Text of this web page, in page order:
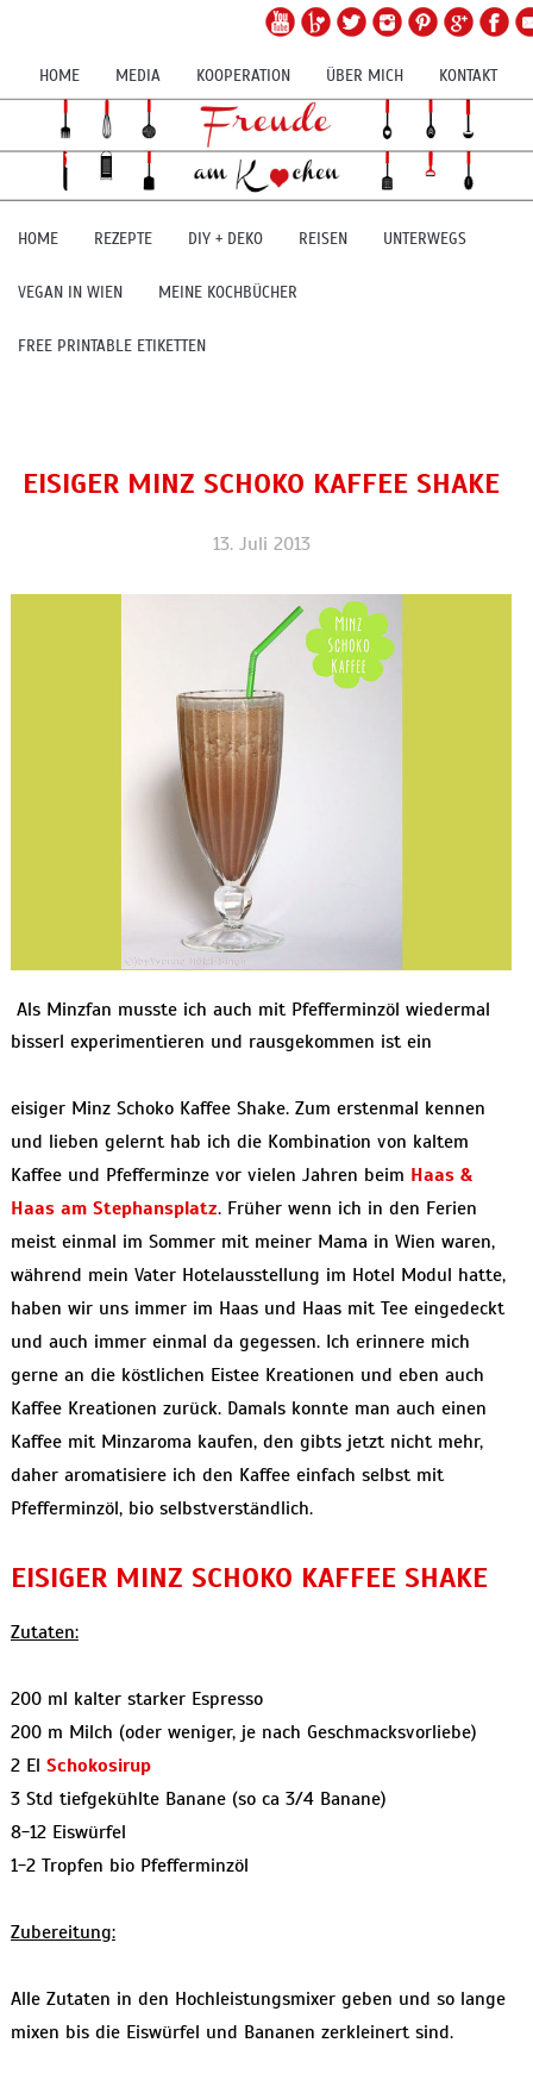
HOME MEDIA KOOPERATION ÜBER MICH KONTAKT
HOME REZEPTE DIY + DEKO REISEN UNTERWEGS
VEGAN IN WIEN MEINE KOCHBÜCHER
FREE PRINTABLE ETIKETTEN
EISIGER MINZ SCHOKO KAFFEE SHAKE
13. Juli 2013
Als Minzfan musste ich auch mit Pfefferminzöl wiedermal
bisserl experimentieren und rausgekommen ist ein
eisiger Minz Schoko Kaffee Shake. Zum erstenmal kennen
und lieben gelernt hab ich die Kombination von kaltem
Kaffee und Pfefferminze vor vielen Jahren beim Haas &
Haas am Stephansplatz. Früher wenn ich in den Ferien
meist einmal im Sommer mit meiner Mama in Wien waren,
während mein Vater Hotelausstellung im Hotel Modul hatte,
haben wir uns immer im Haas und Haas mit Tee eingedeckt
und auch immer einmal da gegessen. Ich erinnere mich
gerne an die köstlichen Eistee Kreationen und eben auch
Kaffee Kreationen zurück. Damals konnte man auch einen
Kaffee mit Minzaroma kaufen, den gibts jetzt nicht mehr,
daher aromatisiere ich den Kaffee einfach selbst mit
Pfefferminzöl, bio selbstverständlich.
EISIGER MINZ SCHOKO KAFFEE SHAKE
Zutaten:
200 ml kalter starker Espresso
200 m Milch (oder weniger, je nach Geschmacksvorliebe)
2 El Schokosirup
3 Std tiefgekühlte Banane (so ca 3/4 Banane)
8-12 Eiswürfel
1-2 Tropfen bio Pfefferminzöl
Zubereitung:
Alle Zutaten in den Hochleistungsmixer geben und so lange
mixen bis die Eiswürfel und Bananen zerkleinert sind.